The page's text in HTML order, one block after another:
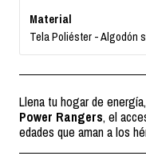
Material
Tela Poliéster - Algodón
Llena tu hogar de
Power Rangers, el
edades que aman a los